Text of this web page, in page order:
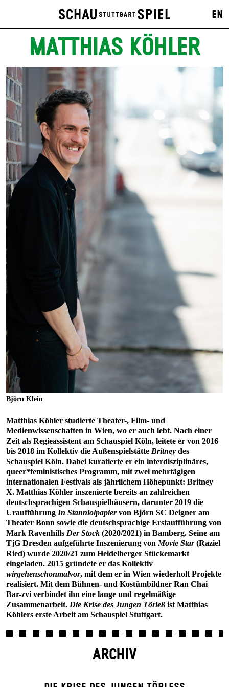
EN
MATTHIAS KÖHLER
Björn Klein
Matthias Köhler studierte Theater-, Film- und
Medienwissenschaften in Wien, wo er auch lebt. Nach einer
Zeit als Regieassistent am Schauspiel Köln, leitete er von 2016
bis 2018 im Kollektiv die Außenspielstätte Britney des
Schauspiel Köln. Dabei kuratierte er ein interdisziplinäres,
queer*feministisches Programm, mit zwei mehrtägigen
internationalen Festivals als jährlichem Höhepunkt: Britney
X. Matthias Köhler inszenierte bereits an zahlreichen
deutschsprachigen Schauspielhäusern, darunter 2019 die
Uraufführung In Stanniolpapiervon Björn SC Deigner am
Theater Bonn sowie die deutschsprachige Erstaufführung von
Mark Ravenhills Der Stock (2020/2021) in Bamberg. Seine am
TjG Dresden aufgeführte Inszenierung von Movie Star(Raziel
Ried) wurde 2020/21 zum Heidelberger Stückemarkt
eingeladen. 2015 gründete er das Kollektiv
wirgehenschonmalvor, mit dem er in Wien wiederholt Projekte
realisiert. Mit dem Bühnen- und Kostümbildner Ran Chai
Bar-zvi verbindet ihn eine lange und regelmäßige
Zusammenarbeit. Die Krise des Jungen Törleß ist Matthias
Köhlers erste Arbeit am Schauspiel Stuttgart.
ARCHIV